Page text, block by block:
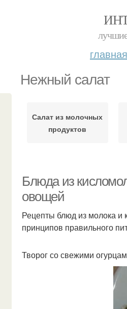
главная
Нежный салат
Салат из молочных
продуктов
Блюда из
овощей
Рецепты блюд из молока и
принципов правильного
Творог со свежими